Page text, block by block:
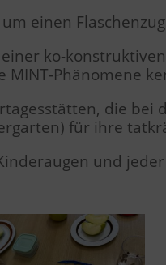
einen
ko-
Phänomene
die
für ihre
und